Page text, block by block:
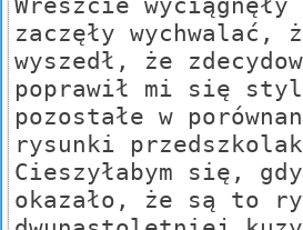
zaczęły wychwalać,
wyszedł, że
poprawił mi się
pozostałe w
rysunki
Cieszyłabym się,
okazało, że są to